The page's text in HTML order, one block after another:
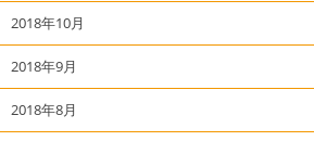
2018年10月
2018年9月
2018年8月